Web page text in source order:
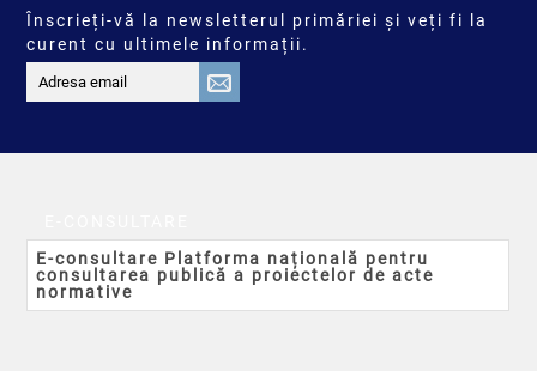
Înscrieți-vă la newsletterul primăriei și veți fi la
curent cu ultimele informații.
E-consultare Platforma națională pentru
consultarea publică a proiectelor de acte
normative